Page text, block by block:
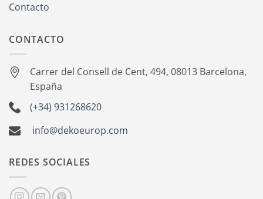
Contacto
CONTACTO
Carrer del Consell de Cent, 494, 08013 Barcelona,
España
(+34) 931268620
info@dekoeurop.com
REDES SOCIALES